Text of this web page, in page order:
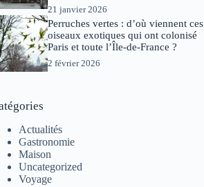
21 janvier 2026
Perruches vertes : d’où viennent ces
oiseaux exotiques qui ont colonisé
Paris et toute l’Île-de-France ?
2 février 2026
Actualités
Gastronomie
Maison
Uncategorized
Voyage